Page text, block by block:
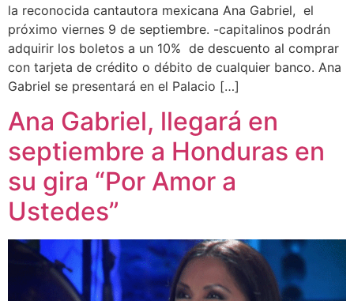
la reconocida cantautora mexicana Ana Gabriel, el
próximo viernes 9 de septiembre. -capitalinos podrán
adquirir los boletos a un 10% de descuento al comprar
con tarjeta de crédito o débito de cualquier banco. Ana
Gabriel se presentará en el Palacio […]
Ana Gabriel, llegará en
septiembre a Honduras en
su gira “Por Amor a
Ustedes”